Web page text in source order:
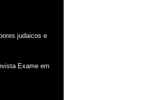
judaicos e
Exame em